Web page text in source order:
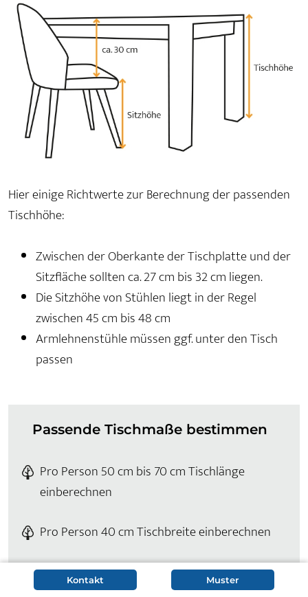
Hier einige Richtwerte zur Berechnung der passenden
Tischhöhe:
Zwischen der Oberkante der Tischplatte und der
Sitzfläche sollten ca. 27 cm bis 32 cm liegen.
Die Sitzhöhe von Stühlen liegt in der Regel
zwischen 45 cm bis 48 cm
Armlehnenstühle müssen ggf. unter den Tisch
passen
Passende Tischmaße bestimmen
Pro Person 50 cm bis 70 cm Tischlänge
einberechnen
Pro Person 40 cm Tischbreite einberechnen
Je nach Bedarf 10 cm bis 20 cm Abstellfläche
für Schüsseln, Schalen und Co. bei der
Kontakt Muster